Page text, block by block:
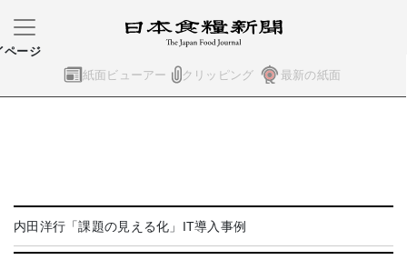
紙面ビューアー クリッピング 最新の紙面
ページ
内田洋行「課題の見える化」IT導入事例